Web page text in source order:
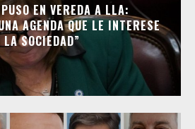
EN VEREDA A LLA:
AGENDA QUE LE INTERESE
LA SOCIEDAD”